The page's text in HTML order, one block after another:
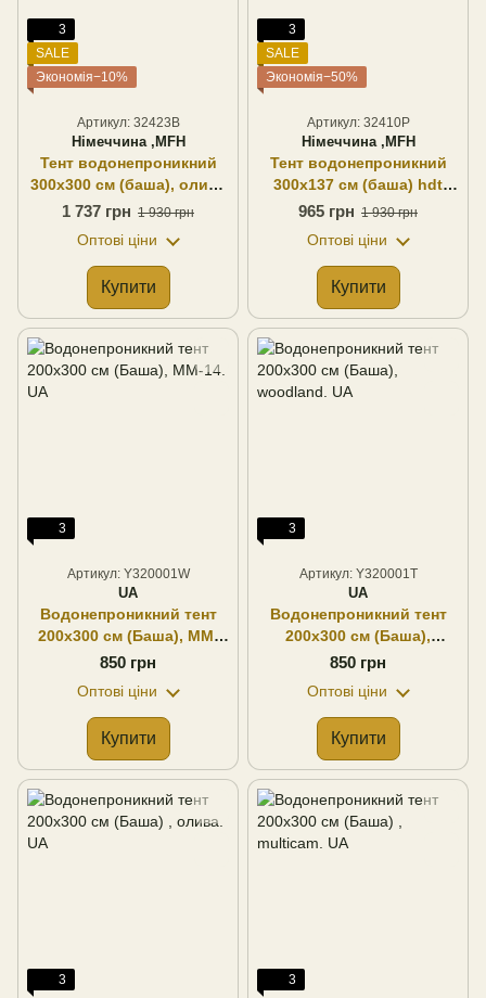
3
SALE
Экономія−10%
Артикул: 32423B
Німеччина ,MFH
Тент водонепроникний
300х300 см (баша), олива
поліестер, MFH
1 737 грн 1 930 грн
Оптові ціни
Купити
3
SALE
Экономія−50%
Артикул: 32410P
Німеччина ,MFH
Тент водонепроникний
300х137 см (баша) hdt
поліестер, MFH
965 грн 1 930 грн
Оптові ціни
Купити
3
Артикул: Y320001W
UA
Водонепроникний тент
200х300 см (Баша), MM-
14. UA
850 грн
Оптові ціни
Купити
3
Артикул: Y320001T
UA
Водонепроникний тент
200х300 см (Баша),
woodland. UA
850 грн
Оптові ціни
Купити
3 3